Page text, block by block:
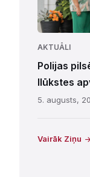
AKTUĀLI
Polijas
Ilūkstes
5. augusts,
Vairāk Ziņu